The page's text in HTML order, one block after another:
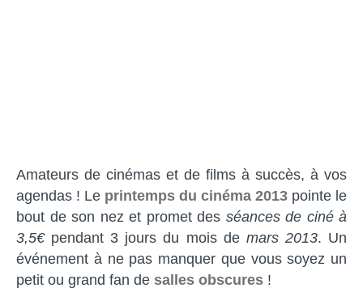
Amateurs de cinémas et de films à succès, à vos
agendas ! Le printemps du cinéma 2013 pointe le
bout de son nez et promet des séances de ciné à
3,5€pendant 3 jours du mois de mars 2013. Un
événement à ne pas manquer que vous soyez un
petit ou grand fan de salles obscures !